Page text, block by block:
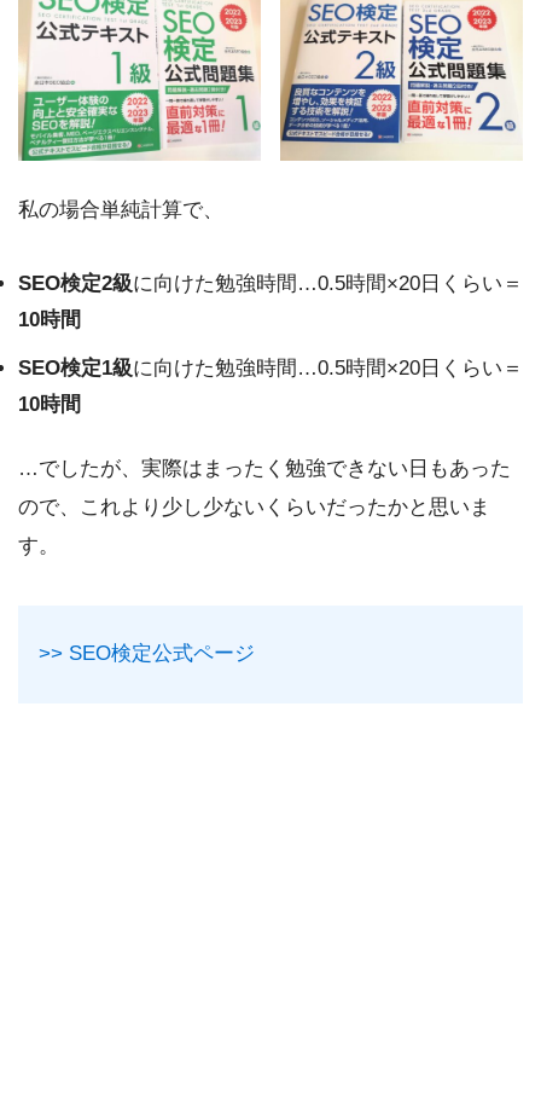
私の場合単純計算で、
SEO検定2級に向けた勉強時間…0.5時間×20日くらい＝
10時間
SEO検定1級に向けた勉強時間…0.5時間×20日くらい＝
10時間
…でしたが、実際はまったく勉強できない日もあった
ので、これより少し少ないくらいだったかと思いま
す。
>> SEO検定公式ページ